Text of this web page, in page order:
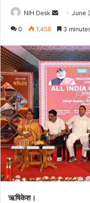
NIH Desk
Send
an
June
0 1,458 3
ऋषिकेश।